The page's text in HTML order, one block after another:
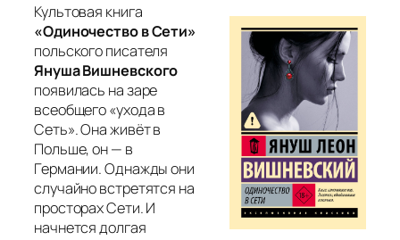
Культовая книга
«Одиночество в Сети»
польского писателя
Януша Вишневского
появилась на заре
всеобщего «ухода в
Сеть». Она живёт в
Польше, он — в
Германии. Однажды они
случайно встретятся на
просторах Сети. И
начнется долгая